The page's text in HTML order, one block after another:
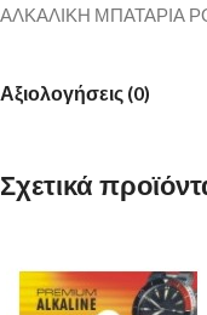
ΑΛΚΑΛΙΚΗ ΜΠΑΤΑΡΙΑ
Αξιολογήσεις (0)
Σχετικά